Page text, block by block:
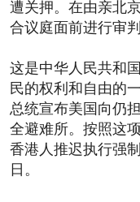
遭关押。在由亲北
合议庭面前进行审
这是中华人民共和
民的权利和自由的
总统宣布美国向仍
全避难所。按照这
香港人推迟执行强
日。